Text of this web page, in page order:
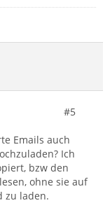
#5
Emails auch
Ich
bzw den
ohne sie auf
zu laden.